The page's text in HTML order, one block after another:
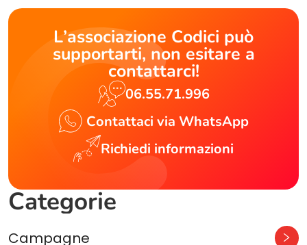
L’associazione Codici può
supportarti, non esitare a
contattarci!
06.55.71.996
Contattaci via WhatsApp
Richiedi informazioni
Categorie
Campagne